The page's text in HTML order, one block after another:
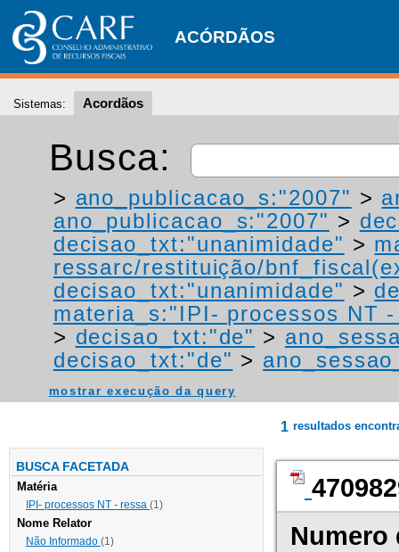
ACÓRDÃOS
Sistemas: Acordãos
Busca:
> ano_publicacao_s:"2007" >
ano_publicacao_s:"2007" >
decisao_txt:"unanimidade" >
ressarc/restituição/
decisao_txt:"unanimidade" >
materia_s:"IPI- processos NT
> decisao_txt:"de" >
decisao_txt:"de" >
mostrar execução da query
BUSCA FACETADA
Matéria
IPI- processos NT - ressa (1)
Nome Relator
Não Informado (1)
1 resultados
Numero